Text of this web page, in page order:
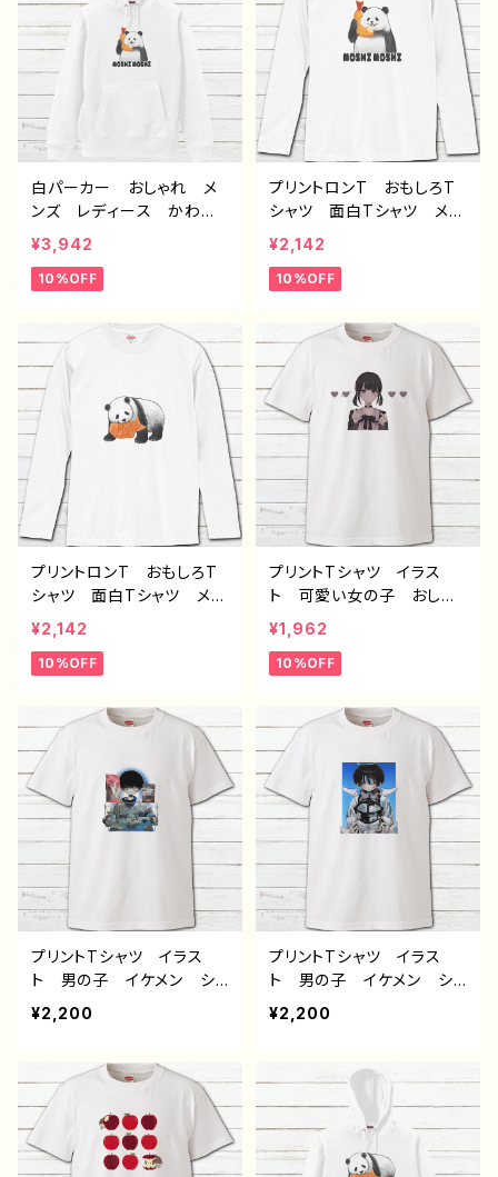
Bブランド 半袖 デザイ
ン コラボ H-7
ラボ オリジナル デザイ
ン グッズ タイトル：風邪
引きサッカー部 作：風邪
早僕（ぼく）
白パーカー おしゃれ メ
ンズ レディース かわい
い おもしろパーカー パ
ンダ 動物 ゆるかわ イ
ラスト おすすめ 個性
るい ネタ系 人気 イラ
ストレーター クリエイタ
ー 絵師 オリジナル デ
ザイン グッズ 悪いことを
言うパンダ タイトル：もし
もし悪パンダ 作：こさつ
ね G-6
¥3,942
10%OFF
プリントロンT おもしろT
シャツ 面白Tシャツ メン
ズ レディース かわい
い イラスト パンダ 動
物 ゆるかわ おすすめ
ク ゆるい ネタ系 人
気 イラストレーター 絵
師 クリエイター 長袖T
シャツ ロングTシャツ オ
リジナル デザイン グッ
ズ 悪いことを言うパン
ダ タイトル：もしもし悪パ
ンダ 作：こさつね G-6
¥2,142
10%OFF
プリントロンT おもしろT
シャツ 面白Tシャツ メン
ズ レディース かわい
い イラスト パンダ 動
物 ゆるかわ おすすめ
ク ゆるい ネタ系 人
気 イラストレーター 絵
師 クリエイター 長袖T
シャツ ロングTシャツ オ
リジナル デザイン グッ
ズ 悪いことを言うパン
ダ タイトル：たいやき悪パ
ンダ 作：こさつね G-6
¥2,142
10%OFF
プリントTシャツ イラス
ト 可愛い女の子 おしゃ
れ 病みかわいい メンヘ
ラ ヤンデレ メンズ レデ
ィース 指ハート 個性
げ 人気 イラストレータ
ー 絵師 クリエイター
オリジナル デザイン グッ
ズ 白 半袖シャツ デザ
イン コラボ タイトル： つ
るせpattern36 作：つる
¥1,962
10%OFF
プリントTシャツ イラス
ト 男の子 イケメン ショ
タ 少年 かわいい かっ
こいい エモい おしゃ
ース 個性的 おすすめ
人気 イラストレーター
絵師 クリエイター 白
半袖シャツ デザイン コ
ラボ オリジナル デザイ
¥2,200
プリントTシャツ イラス
ト 男の子 イケメン ショ
タ サッカー 少年 かわ
いい かっこいい エモ
ズ レディース 個性的
おすすめ 人気 イラスト
レーター 絵師 クリエイ
ター 白 半袖シャツ デ
ザイン コラボ オリジナ
¥2,200